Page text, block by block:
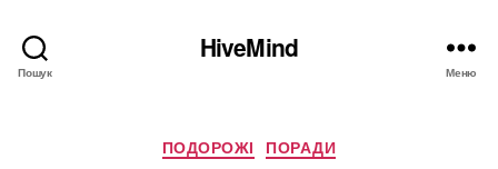
Пошук
HiveMind
Меню
Категорії
ПОДОРОЖІ ПОРАДИ